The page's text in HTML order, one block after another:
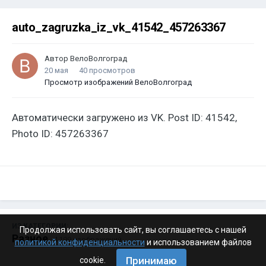
auto_zagruzka_iz_vk_41542_457263367
Автор ВелоВолгоград
20 мая
40 просмотров
Просмотр изображений ВелоВолгоград
Автоматически загружено из VK. Post ID: 41542,
Photo ID: 457263367
ИЗ КАТЕГОРИИ:
Разное · 4 199 изображений
Продолжая использовать сайт, вы соглашаетесь с нашей
политикой конфиденциальности и использованием файлов
cookie.
Принимаю